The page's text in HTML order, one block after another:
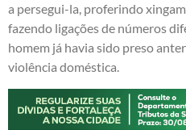
a persegui-la, proferindo
fazendo ligações de números
homem já havia sido preso
violência doméstica.